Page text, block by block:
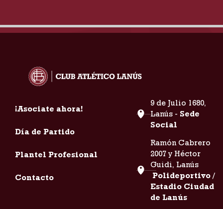
¡Asociate ahora!
Día de Partido
Plantel Profesional
Contacto
9 de Julio 1680,
Lanús - Sede
Social
Ramón Cabrero
2007 y Héctor
Guidi, Lanús
Polideportivo /
Estadio Ciudad
de Lanús